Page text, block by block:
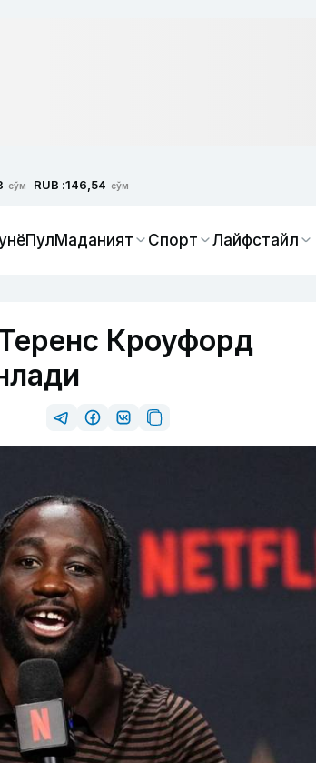
сўм RUB :146,54 сўм
ПулМаданият Спорт Лайфстайл
Кроуфорд